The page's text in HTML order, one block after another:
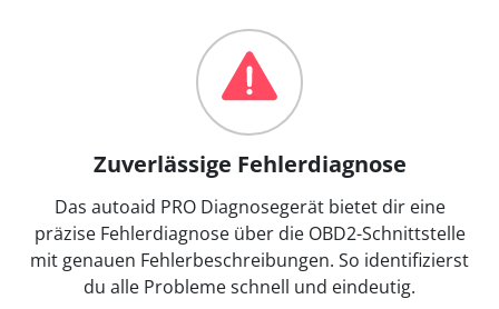
Zuverlässige Fehlerdiagnose
Das autoaid PRO Diagnosegerät bietet dir eine
präzise Fehlerdiagnose über die OBD2-Schnittstelle
mit genauen Fehlerbeschreibungen. So identifizierst
du alle Probleme schnell und eindeutig.